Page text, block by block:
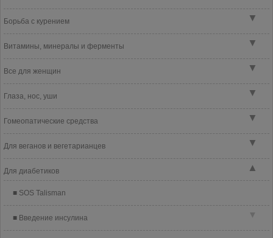
▼
Борьба с курением
▼
Витамины, минералы и ферменты
▼
Все для женщин
▼
Глаза, нос, уши
▼
Гомеопатические средства
▼
Для веганов и вегетарианцев
▲
Для диабетиков
SOS Talisman
▼
Введение инсулина